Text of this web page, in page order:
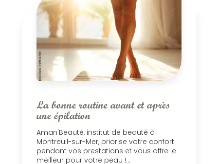
La bonne routine avant et après
une épilation
Aman'Beauté, institut de beauté à
Montreuil-sur-Mer, priorise votre confort
pendant vos prestations et vous offre le
meilleur pour votre peau !...